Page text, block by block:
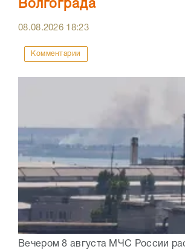
Волгограда
08.08.2026 18:23
Комментарии
Вечером 8 августа МЧС России